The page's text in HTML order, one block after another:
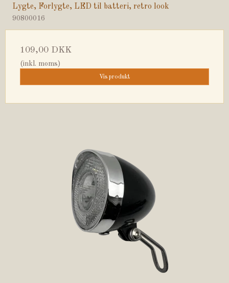
Lygte, Forlygte, LED til batteri, retro look
90800016
109,00 DKK
(inkl. moms)
Vis produkt